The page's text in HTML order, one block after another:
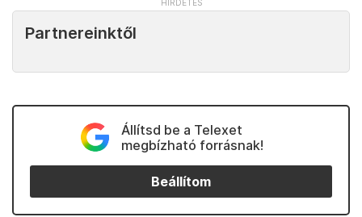
Partnereinktől
Állítsd be a Telexet
megbízható forrásnak!
Beállítom